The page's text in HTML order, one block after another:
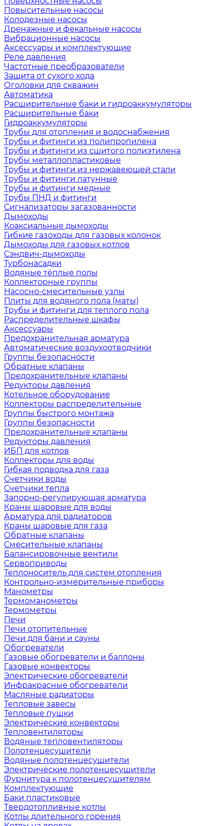
Повысительные насосы
Колодезные насосы
Дренажные и фекальные насосы
Вибрационные насосы
Аксессуары и комплектующие
Реле давления
Частотные преобразователи
Защита от сухого хода
Оголовки для скважин
Автоматика
Расширительные баки и гидроаккумуляторы
Расширительные баки
Гидроаккумуляторы
Трубы для отопления и водоснабжения
Трубы и фитинги из полипропилена
Трубы и фитинги из сшитого полиэтилена
Трубы металлопластиковые
Трубы и фитинги из нержавеющей стали
Трубы и фитинги латунные
Трубы и фитинги медные
Трубы ПНД и фитинги
Сигнализаторы загазованности
Дымоходы
Коаксиальные дымоходы
Гибкие газоходы для газовых колонок
Дымоходы для газовых котлов
Сэндвич-дымоходы
Турбонасадки
Водяные тёплые полы
Коллекторные группы
Насосно-смесительные узлы
Плиты для водяного пола (маты)
Трубы и фитинги для теплого пола
Распределительные шкафы
Аксессуары
Предохранительная арматура
Автоматические воздухоотводчики
Группы безопасности
Обратные клапаны
Предохранительные клапаны
Редукторы давления
Котельное оборудование
Коллекторы распределительные
Группы быстрого монтажа
Группы безопасности
Предохранительные клапаны
Редукторы давления
ИБП для котлов
Коллекторы для воды
Гибкая подводка для газа
Счетчики воды
Счетчики тепла
Запорно-регулирующая арматура
Краны шаровые для воды
Арматура для радиаторов
Краны шаровые для газа
Обратные клапаны
Смесительные клапаны
Балансировочные вентили
Сервоприводы
Теплоноситель для систем отопления
Контрольно-измерительные приборы
Манометры
Термоманометры
Термометры
Печи
Печи отопительные
Печи для бани и сауны
Обогреватели
Газовые обогреватели и баллоны
Газовые конвекторы
Электрические обогреватели
Инфракрасные обогреватели
Масляные радиаторы
Тепловые завесы
Тепловые пушки
Электрические конвекторы
Тепловентиляторы
Водяные тепловентиляторы
Полотенцесушители
Водяные полотенцесушители
Электрические полотенцесушители
Фурнитура к полотенцесушителям
Комплектующие
Баки пластиковые
Твердотопливные котлы
Котлы длительного горения